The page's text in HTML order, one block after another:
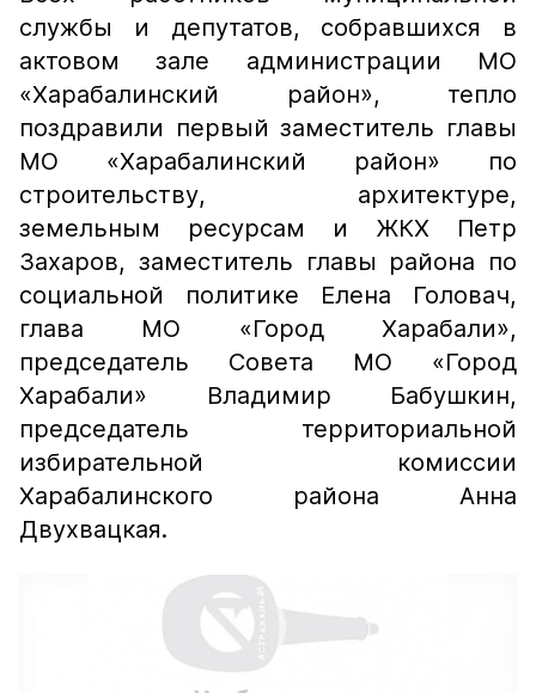
службы и депутатов, собравшихся в
актовом зале администрации МО
«Харабалинский район», тепло
поздравили первый заместитель главы
МО «Харабалинский район» по
строительству, архитектуре,
земельным ресурсам и ЖКХ Петр
Захаров, заместитель главы района по
социальной политике Елена Головач,
глава МО «Город Харабали»,
председатель Совета МО «Город
Харабали» Владимир Бабушкин,
председатель территориальной
избирательной комиссии
Харабалинского района Анна
Двухвацкая.